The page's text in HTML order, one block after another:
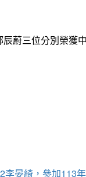
蔚三位分別榮獲
晏綺，參加113